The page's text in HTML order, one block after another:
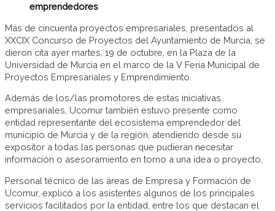
emprendedores
Más de cincuenta proyectos empresariales, presentados al
XXCIX Concurso de Proyectos del Ayuntamiento de Murcia, se
dieron cita ayer martes, 19 de octubre, en la Plaza de la
Universidad de Murcia en el marco de la V Feria Municipal de
Proyectos Empresariales y Emprendimiento.
Además de los/las promotores de estas iniciativas
empresariales, Ucomur también estuvo presente como
entidad representante del ecosistema emprendedor del
municipio de Murcia y de la región, atendiendo desde su
expositor a todas las personas que pudieran necesitar
información o asesoramiento en torno a una idea o proyecto.
Personal técnico de las áreas de Empresa y Formación de
Ucomur, explicó a los asistentes algunos de los principales
servicios facilitados por la entidad, entre los que destacan el